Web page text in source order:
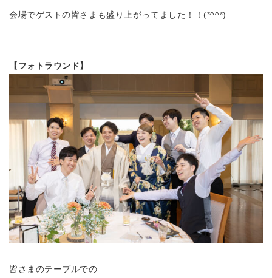
会場でゲストの皆さまも盛り上がってました！！(*^^*)
【フォトラウンド】
皆さまのテーブルでの